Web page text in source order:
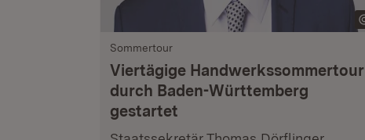
Sommertour
Viertägige Handwerkssommertour
durch Baden-Württemberg
gestartet